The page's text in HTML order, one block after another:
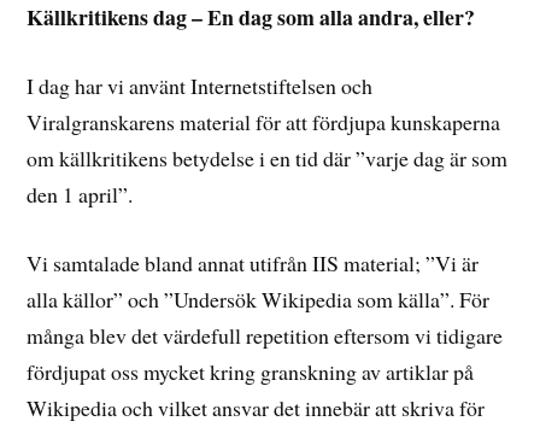
Källkritikens dag – En dag som alla andra, eller?
I dag har vi använt Internetstiftelsen och
Viralgranskarens material för att fördjupa kunskaperna
om källkritikens betydelse i en tid där ”varje dag är som
den 1 april”.
Vi samtalade bland annat utifrån IIS material; ”Vi är
alla källor” och ”Undersök Wikipedia som källa”. För
många blev det värdefull repetition eftersom vi tidigare
fördjupat oss mycket kring granskning av artiklar på
Wikipedia och vilket ansvar det innebär att skriva för